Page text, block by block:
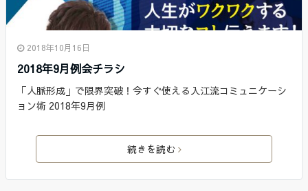
2018年10月16日
2018年9月例会チラシ
「人脈形成」で限界突破！今すぐ使える入江流コミュニケーシ
ョン術 2018年9月例
続きを読む